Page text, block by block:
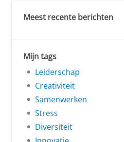
Meest recente berichten
Mijn tags
Leiderschap
Creativiteit
Samenwerken
Stress
Diversiteit